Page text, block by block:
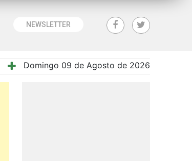
NEWSLETTER
Domingo 09 de Agosto de 2026